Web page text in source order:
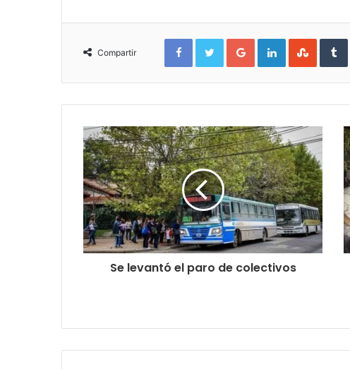
Compartir
FacebookTwitterGoogle+LinkedIn
Se levantó el paro de colectivos